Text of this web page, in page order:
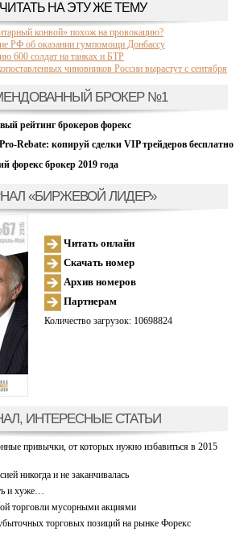
НА ЭТУ ЖЕ ТЕМУ
конвой» похож на провокацию?
РФ об оказании гумпомощи Донбассу
600 солдат на танках и БТР
чиновников России вырастут с сентября
БРОКЕР №1
рейтинг брокеров форекс
Rebate: копируй сделки VIP трейдеров бесплатно
форекс брокер 2019 года
«БИРЖЕВОЙ ЛИДЕР»
Читать онлайн
Скачать номер
Архив номеров
Партнерам
Количество загрузок: 10698824
ИНТЕРЕСНЫЕ СТАТЬИ
привычки, от которых нужно избавиться в 2015
никогда и не заканчивалась
и хуже…
торговли мусорными акциями
торговых позиций на рынке Форекс